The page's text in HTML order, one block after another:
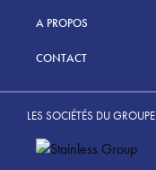
A PROPOS
CONTACT
LES SOCIÉTÉS DU GROUPE